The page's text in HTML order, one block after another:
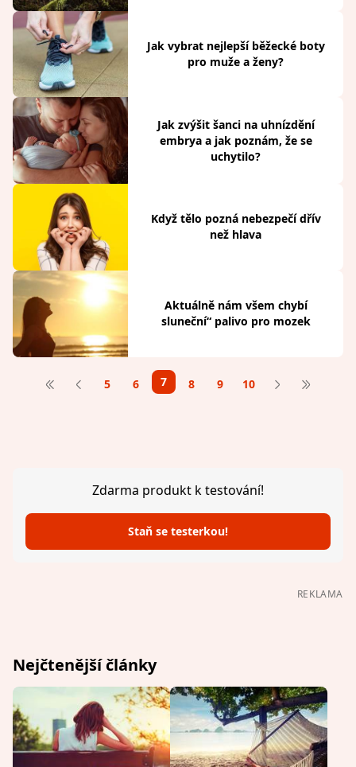
Jak vybrat nejlepší běžecké boty
pro muže a ženy?
Jak zvýšit šanci na uhnízdění
embrya a jak poznám, že se
uchytilo?
Když tělo pozná nebezpečí dřív
než hlava
Aktuálně nám všem chybí
sluneční“ palivo pro mozek
5 6 7 8 9 10
Zdarma produkt k testování!
Staň se testerkou!
REKLAMA
Nejčtenější články